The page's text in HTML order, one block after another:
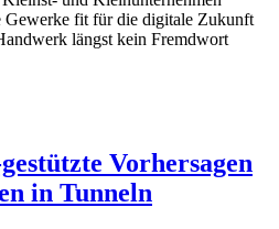
fit für die digitale Zukunft
längst kein Fremdwort
Vorhersagen
in Tunneln